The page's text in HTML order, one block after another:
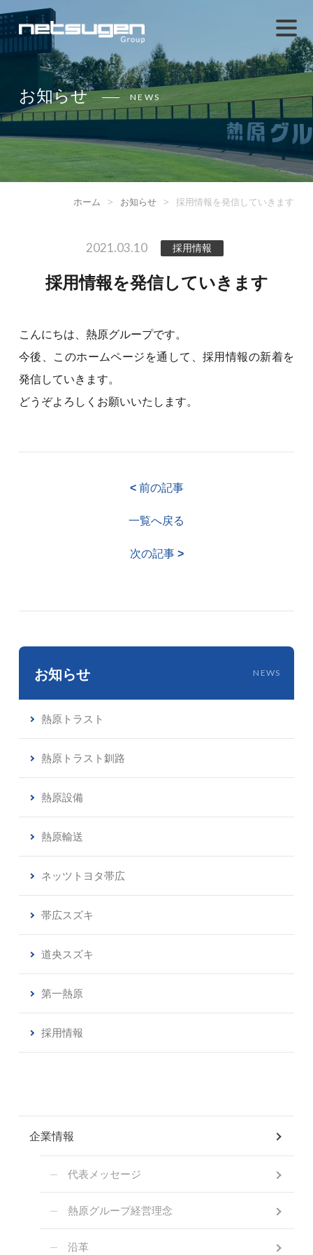
お知らせ NEWS
ホーム > お知らせ > 採用情報を発信していきます
2021.03.10 採用情報
採用情報を発信していきます
こんにちは、熱原グループです。
今後、このホームページを通して、採用情報の新着を
発信していきます。
どうぞよろしくお願いいたします。
< 前の記事
一覧へ戻る
次の記事>
お知らせ NEWS
熱原トラスト
熱原トラスト釧路
熱原設備
熱原輸送
ネッツトヨタ帯広
帯広スズキ
道央スズキ
第一熱原
採用情報
企業情報
代表メッセージ
熱原グループ経営理念
沿革